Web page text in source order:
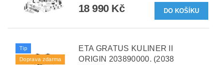
18 990 Kč
Tip
Doprava zdarma
ETA GRATUS KULINER II
ORIGIN 203890000. (2038